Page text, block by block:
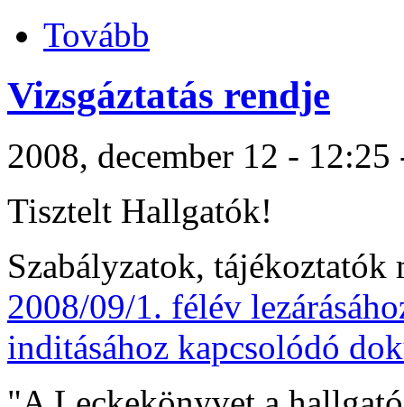
Tovább
Vizsgáztatás rendje
2008, december 12 -
Tisztelt Hallgatók!
Szabályzatok, tájékoztatók
2008/09/1. félév
inditásához kapcsolódó